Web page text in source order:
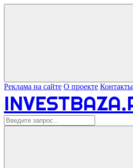
Реклама на сайте О проекте Контакты